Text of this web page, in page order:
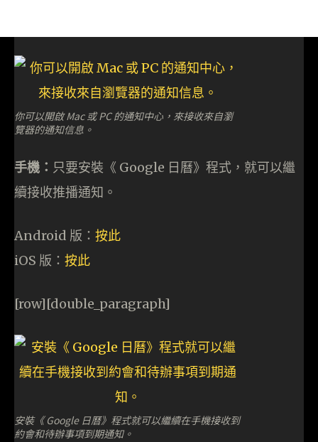
你可以開啟 Mac 或 PC 的通知中心，來接收來自瀏
覽器的通知信息。
手機： 只要安裝《 Google 日曆》程式，就可以繼
續接收推播通知。
Android 版： 按此
iOS 版： 按此
[row][double_paragraph]
安裝《 Google 日曆》程式就可以繼續在手機接收到
約會和待辦事項到期通知。